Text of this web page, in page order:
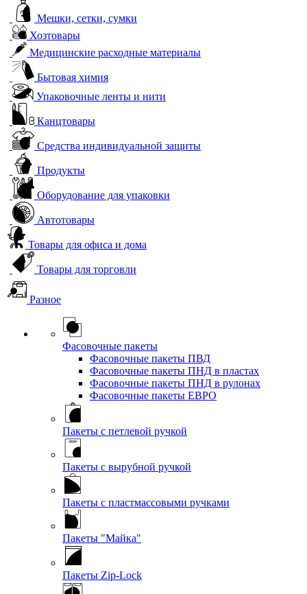
Мешки, сетки, сумки
Хозтовары
Медицинские расходные материалы
Бытовая химия
Упаковочные ленты и нити
Канцтовары
Средства индивидуальной защиты
Продукты
Оборудование для упаковки
Автотовары
Товары для офиса и дома
Товары для торговли
Разное
Фасовочные пакеты
Фасовочные пакеты ПВД
Фасовочные пакеты ПНД в пластах
Фасовочные пакеты ПНД в рулонах
Фасовочные пакеты ЕВРО
Пакеты с петлевой ручкой
Пакеты с вырубной ручкой
Пакеты с пластмассовыми ручками
Пакеты "Майка"
Пакеты Zip-Lock